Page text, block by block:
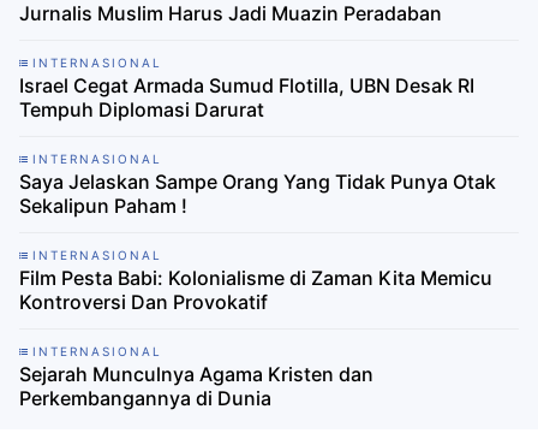
Jurnalis Muslim Harus Jadi Muazin Peradaban
INTERNASIONAL
Israel Cegat Armada Sumud Flotilla, UBN Desak RI
Tempuh Diplomasi Darurat
INTERNASIONAL
Saya Jelaskan Sampe Orang Yang Tidak Punya Otak
Sekalipun Paham !
INTERNASIONAL
Film Pesta Babi: Kolonialisme di Zaman Kita Memicu
Kontroversi Dan Provokatif
INTERNASIONAL
Sejarah Munculnya Agama Kristen dan
Perkembangannya di Dunia